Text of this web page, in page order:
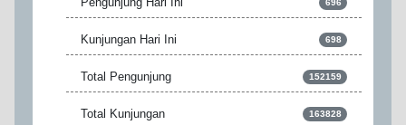
696
Kunjungan Hari Ini 698
Total Pengunjung 152159
Total Kunjungan 163828